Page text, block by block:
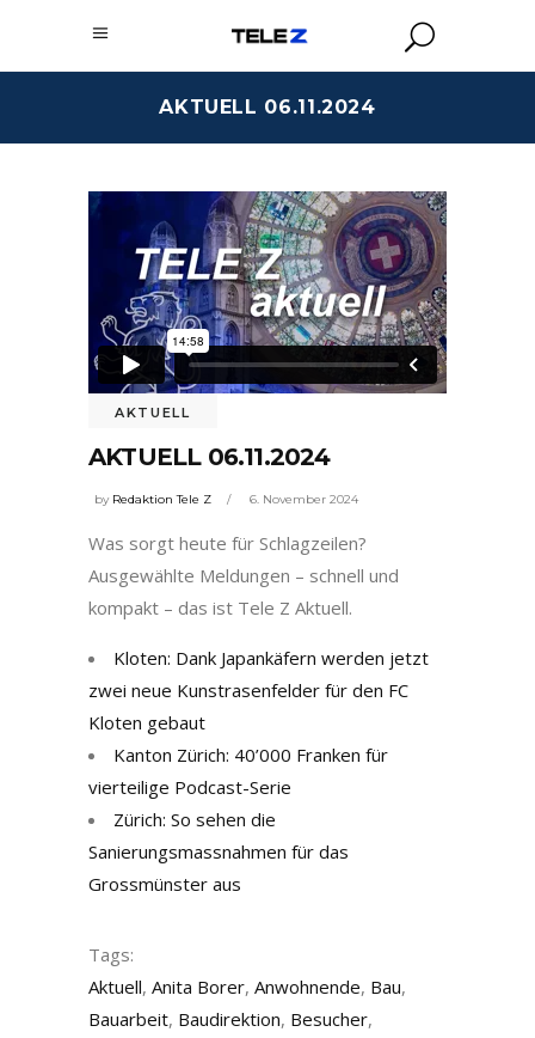
AKTUELL 06.11.2024
AKTUELL
AKTUELL 06.11.2024
by Redaktion Tele Z 6. November 2024
Was sorgt heute für Schlagzeilen?
Ausgewählte Meldungen – schnell und
kompakt – das ist Tele Z Aktuell.
Kloten: Dank Japankäfern werden jetzt
zwei neue Kunstrasenfelder für den FC
Kloten gebaut
Kanton Zürich: 40’000 Franken für
vierteilige Podcast-Serie
Zürich: So sehen die
Sanierungsmassnahmen für das
Grossmünster aus
Tags:
Aktuell, Anita Borer, Anwohnende, Bau,
Bauarbeit, Baudirektion, Besucher,